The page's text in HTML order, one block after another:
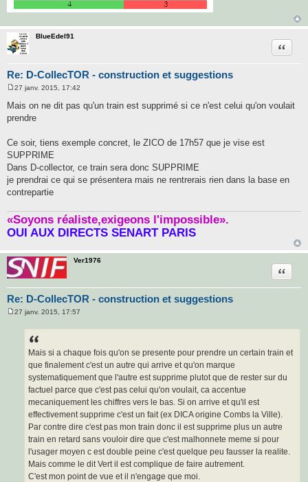
BlueEdel91
Re: D-CollecTOR - construction et suggestions
e
s
s
e
27 janv. 2015, 17:42
Mais on ne dit pas qu'un train est supprimé si ce n'est celui qu'on voulait
prendre
Ce soir, tiens exemple concret, le ZICO de 17h57 que je vise est
SUPPRIME
Dans D-collector, ce train sera donc SUPPRIME
je prendrai ce qui se présentera mais ne rentrerais rien dans la base en
contrepartie
«Soyons réaliste,exigeons l'impossible».
OUI AUX DIRECTS SENART PARIS
Ver1976
Re: D-CollecTOR - construction et suggestions
27 janv. 2015, 17:57
Mais si a chaque fois qu'on se presente pour prendre un certain train et
que finalement c'est un autre qui arrive et qu'on marque
systematiquement que l'autre est supprime plutot que de rester sur du
factuel parce que c'est pas celui qu'on voulait, ca accentue
mecaniquement les chiffres vers le bas. Si on arrive et qu'il est
effectivement supprime c'est un fait (ex DICA origine Combs la Ville).
Par contre dire c'est pas mon train donc il est supprime plus un autre
train en retard sans vouloir dire que c'est malhonnete meme si pour
l'usager moyen c est double peine c'est quelque peu fausser la realite.
Mais comme le dit Vert il est complique de faire autrement.
C'est mon point de vue et il n'engage que moi.